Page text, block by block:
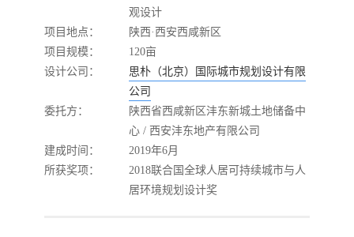
观设计
项目地点：
陕西·西安西咸新区
项目规模：
120亩
设计公司：
思朴（北京）国际城市规划设计有限
公司
委托方：
陕西省西咸新区沣东新城土地储备中
心 / 西安沣东地产有限公司
建成时间：
2019年6月
所获奖项：
2018联合国全球人居可持续城市与人
居环境规划设计奖